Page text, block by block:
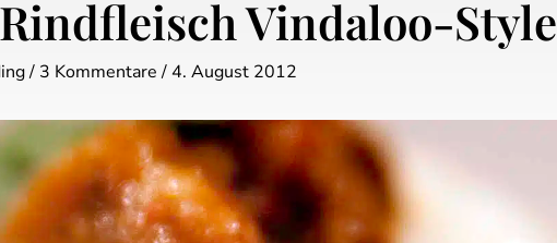
Vindaloo-Style
/ 3 Kommentare /4. August 2012